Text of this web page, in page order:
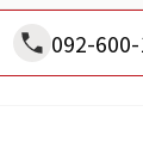
092-